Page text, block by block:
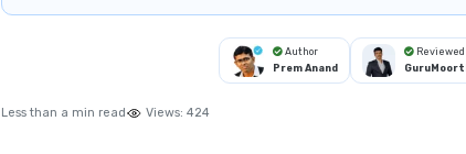
Author
Prem Anand
Reviewed
Less than a min read Views: 424